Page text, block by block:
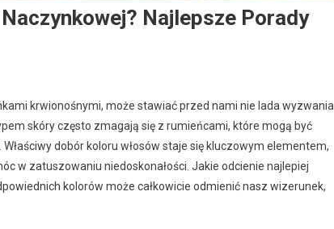
Najlepsze Porady
krwionośnymi, może stawiać przed nami nie lada wyzwania
skóry często zmagają się z rumieńcami, które mogą być
dobór koloru włosów staje się kluczowym elementem,
w zatuszowaniu niedoskonałości. Jakie odcienie najlepiej
kolorów może całkowicie odmienić nasz wizerunek,